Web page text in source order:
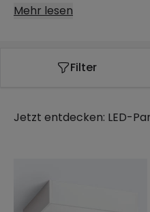
Mehr lesen
Filter
Jetzt entdecken: LED-